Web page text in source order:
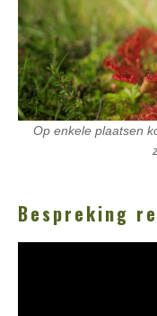
Op enkele plaatsen
Bespreking